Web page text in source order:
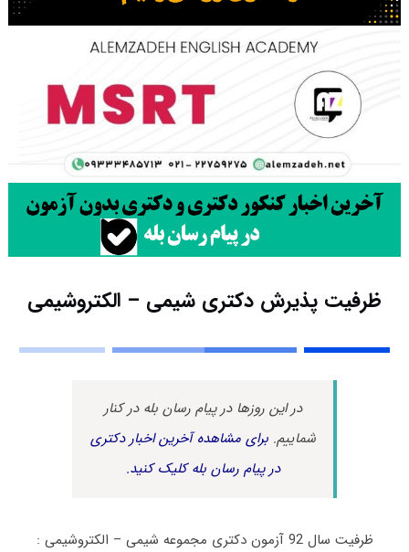
ظرفیت پذیرش دکتری شیمی – الکتروشیمی
در این روزها در پیام رسان بله در کنار
شماییم.برای مشاهده آخرین اخبار دکتری
در پیام رسان بله کلیک کنید.
ظرفیت سال 92 آزمون دکتری مجموعه شیمی – الکتروشیمی :